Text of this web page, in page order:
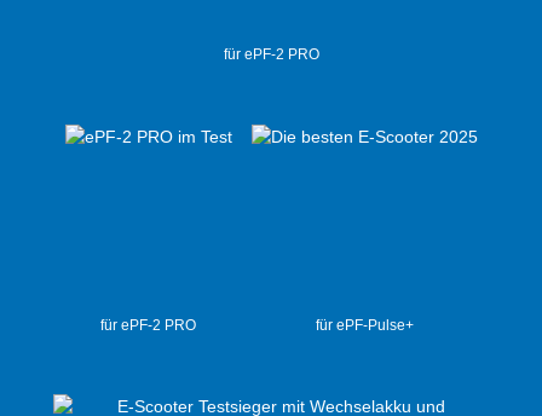
für ePF-2 PRO
für ePF-2 PRO für ePF-Pulse+